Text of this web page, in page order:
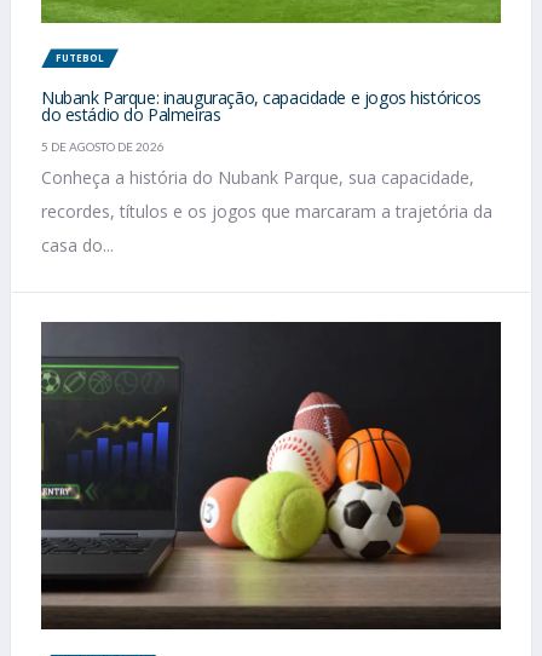
FUTEBOL
Nubank Parque: inauguração, capacidade e jogos históricos
do estádio do Palmeiras
5 DE AGOSTO DE 2026
Conheça a história do Nubank Parque, sua capacidade,
recordes, títulos e os jogos que marcaram a trajetória da
casa do...